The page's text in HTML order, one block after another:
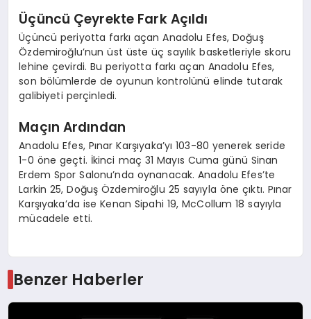
Üçüncü Çeyrekte Fark Açıldı
Üçüncü periyotta farkı açan Anadolu Efes, Doğuş
Özdemiroğlu’nun üst üste üç sayılık basketleriyle skoru
lehine çevirdi. Bu periyotta farkı açan Anadolu Efes,
son bölümlerde de oyunun kontrolünü elinde tutarak
galibiyeti perçinledi.
Maçın Ardından
Anadolu Efes, Pınar Karşıyaka’yı 103-80 yenerek seride
1-0 öne geçti. İkinci maç 31 Mayıs Cuma günü Sinan
Erdem Spor Salonu’nda oynanacak. Anadolu Efes’te
Larkin 25, Doğuş Özdemiroğlu 25 sayıyla öne çıktı. Pınar
Karşıyaka’da ise Kenan Sipahi 19, McCollum 18 sayıyla
mücadele etti.
Benzer Haberler